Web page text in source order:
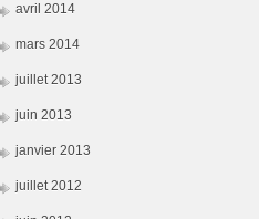
avril 2014
mars 2014
juillet 2013
juin 2013
janvier 2013
juillet 2012